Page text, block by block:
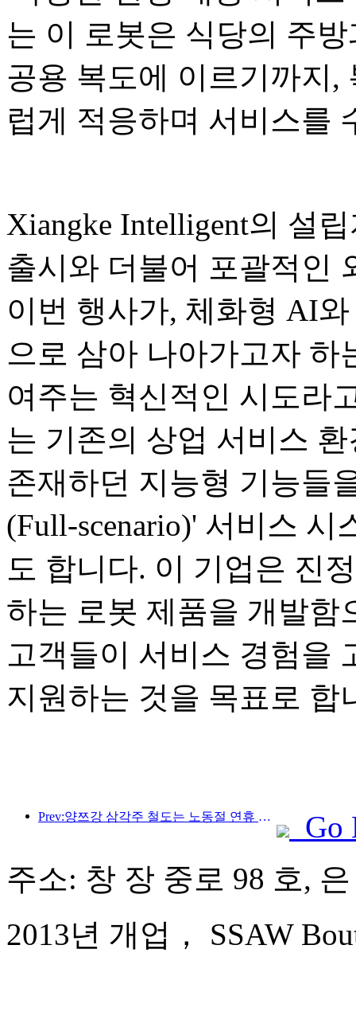
는 이 로봇은 식당의 주
공용 복도에 이르기까지,
럽게 적응하며 서비스를
Xiangke Intelligent의 설
출시와 더불어 포괄적인
이번 행사가, 체화형 AI
으로 삼아 나아가고자
여주는 혁신적인 시도라
는 기존의 상업 서비스
존재하던 지능형 기능들
(Full-scenario)' 서비스
도 합니다. 이 기업은 진
하는 로봇 제품을 개발함
고객들이 서비스 경험을
지원하는 것을 목표로 합
Prev:양쯔강 삼각주 철도는 노동절 연휴 기간 동안 2,138만 명이 넘는 승객을 수송했습니다.
Go
주소: 창 장 중로 98 호,
2013년 개업， SSAW